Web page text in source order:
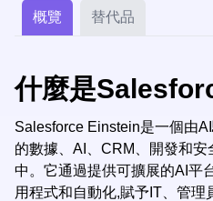
概覽 替代品
什麼是
Salesforce Einstein是一個由
的數據、AI、CRM、開發和安
中。它通過提供可擴展的AI平
用程式和自動化,賦予IT、管理